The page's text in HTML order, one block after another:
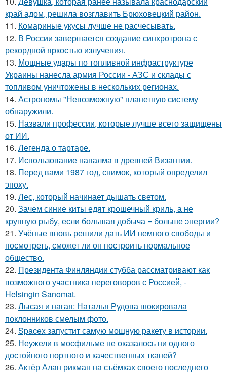
край адом, решила возглавить Брюховецкий район.
11. Комариные укусы лучше не расчесывать.
12. В России завершается создание синхротрона с
рекордной яркостью излучения.
13. Мощные удары по топливной инфраструктуре
Украины нанесла армия России - АЗС и склады с
топливом уничтожены в нескольких регионах.
14. Астрономы "Невозможную" планетную систему
обнаружили.
15. Назвали профессии, которые лучше всего защищены
от ИИ.
16. Легенда о тартаре.
17. Использование напалма в древней Византии.
18. Перед вами 1987 год, снимок, который определил
эпоху.
19. Лес, который начинает дышать светом.
20. Зачем синие киты едят крошечный криль, а не
крупную рыбу, если большая добыча = больше энергии?
21. Учёные вновь решили дать ИИ немного свободы и
посмотреть, сможет ли он построить нормальное
общество.
22. Президента Финляндии стубба рассматривают как
возможного участника переговоров с Россией, -
Helsingin Sanomat.
23. Лысая и нагая: Наталья Рудова шокировала
поклонников смелым фото.
24. Spacex запустит самую мощную ракету в истории.
25. Неужели в мосфильме не оказалось ни одного
достойного портного и качественных тканей?
26. Актёр Алан рикман на съёмках своего последнего